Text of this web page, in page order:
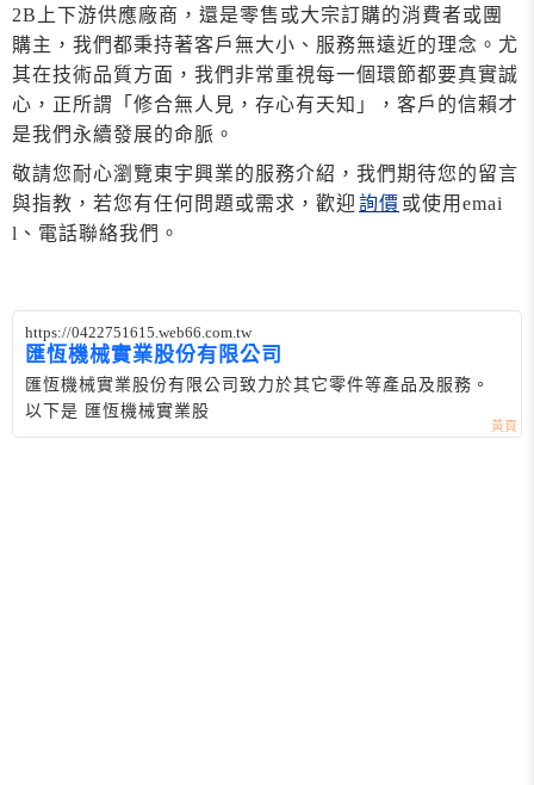
2B上下游供應廠商，還是零售或大宗訂購的消費者或團
購主，我們都秉持著客戶無大小、服務無遠近的理念。尤
其在技術品質方面，我們非常重視每一個環節都要真實誠
心，正所謂「修合無人見，存心有天知」，客戶的信賴才
是我們永續發展的命脈。
敬請您耐心瀏覽東宇興業的服務介紹，我們期待您的留言
與指教，若您有任何問題或需求，歡迎 詢價 或使用emai
l、電話聯絡我們。
https://0422751615.web66.com.tw
匯恆機械實業股份有限公司
匯恆機械實業股份有限公司致力於其它零件等產品及服務。
以下是 匯恆機械實業股